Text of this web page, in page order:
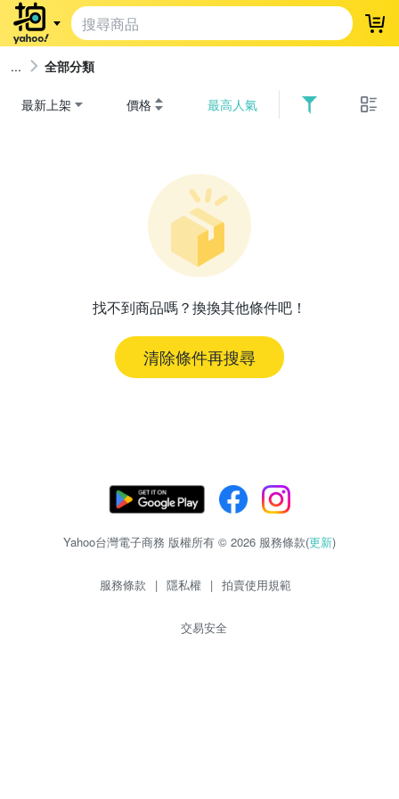
登
全部分類
最新上架 價格 最高人氣
找不到商品嗎？換換其他條件吧！
清除條件再搜尋
Yahoo台灣電子商務 版權所有 © 2026 服務條款(更新)
服務條款 | 隱私權 | 拍賣使用規範
交易安全